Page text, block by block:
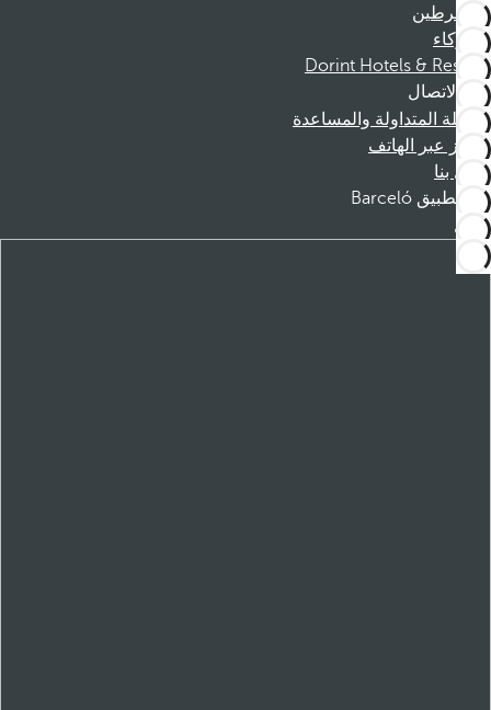
المنخرطين
الشركاء
Dorint Hotels & Resorts
الاتصال
الأسئلة المتداولة والمساعدة
الحجز عبر الهاتف
اتصل بنا
تطبيق Barceló
تنزيل